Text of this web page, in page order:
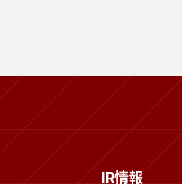
IR情報